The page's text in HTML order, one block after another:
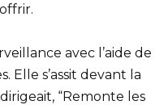
avec l’aide de
Elle s’assit devant la
“Remonte les